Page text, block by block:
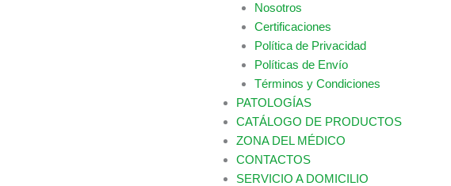
Nosotros
Certificaciones
Política de Privacidad
Políticas de Envío
Términos y Condiciones
PATOLOGÍAS
CATÁLOGO DE PRODUCTOS
ZONA DEL MÉDICO
CONTACTOS
SERVICIO A DOMICILIO